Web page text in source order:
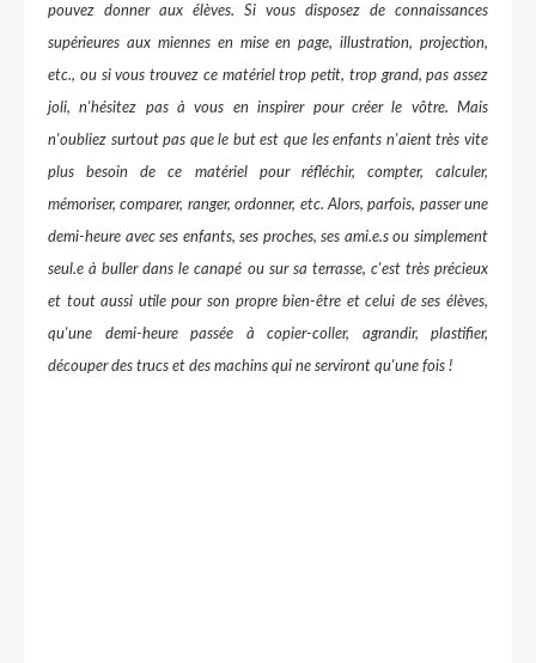
pouvez donner aux élèves. Si vous disposez de connaissances
supérieures aux miennes en mise en page, illustration, projection,
etc., ou si vous trouvez ce matériel trop petit, trop grand, pas assez
joli, n'hésitez pas à vous en inspirer pour créer le vôtre. Mais
n'oubliez surtout pas que le but est que les enfants n'aient très vite
plus besoin de ce matériel pour réfléchir, compter, calculer,
mémoriser, comparer, ranger, ordonner, etc. Alors, parfois, passer une
demi-heure avec ses enfants, ses proches, ses ami.e.s ou simplement
seul.e à buller dans le canapé ou sur sa terrasse, c'est très précieux
et tout aussi utile pour son propre bien-être et celui de ses élèves,
qu'une demi-heure passée à copier-coller, agrandir, plastifier,
découper des trucs et des machins qui ne serviront qu'une fois !